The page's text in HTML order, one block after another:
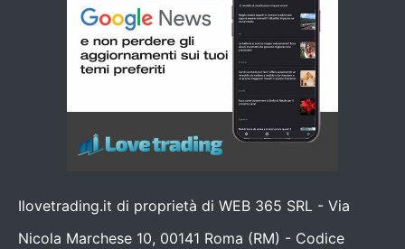
Ilovetrading.it di proprietà di WEB 365 SRL - Via
Nicola Marchese 10, 00141 Roma (RM) - Codice